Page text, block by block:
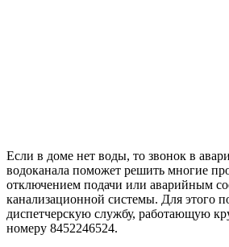
Если в доме нет воды, то звонок в
водоканала поможет решить многие
отключением подачи или аварийным
канализационной системы. Для этого
диспетчерскую службу, работающую
номеру 8452246524.